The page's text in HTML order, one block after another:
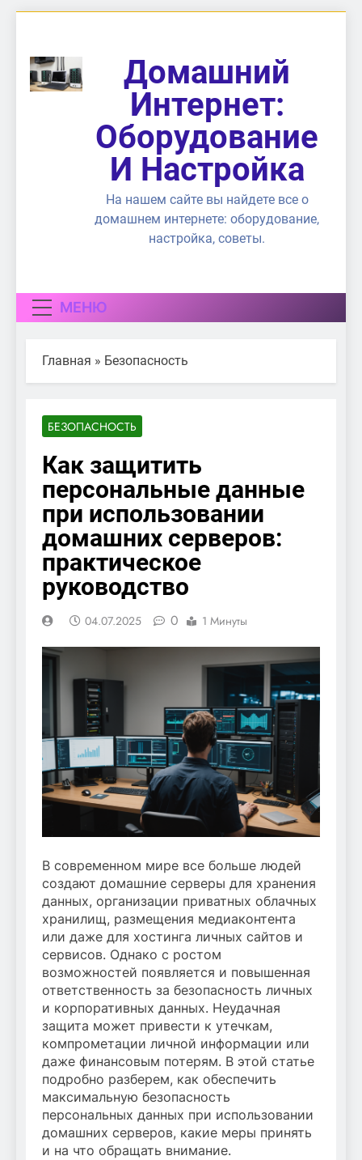
содержимому
Домашний
Интернет:
Оборудование
И Настройка
На нашем сайте вы найдете все о
домашнем интернете: оборудование,
настройка, советы.
МЕНЮ
Главная » Безопасность
БЕЗОПАСНОСТЬ
Как защитить
персональные данные
при использовании
домашних серверов:
практическое
руководство
04.07.2025 0 1 Минуты
В современном мире все больше людей
создают домашние серверы для хранения
данных, организации приватных облачных
хранилищ, размещения медиаконтента
или даже для хостинга личных сайтов и
сервисов. Однако с ростом
возможностей появляется и повышенная
ответственность за безопасность личных
и корпоративных данных. Неудачная
защита может привести к утечкам,
компрометации личной информации или
даже финансовым потерям. В этой статье
подробно разберем, как обеспечить
максимальную безопасность
персональных данных при использовании
домашних серверов, какие меры принять
и на что обращать внимание.